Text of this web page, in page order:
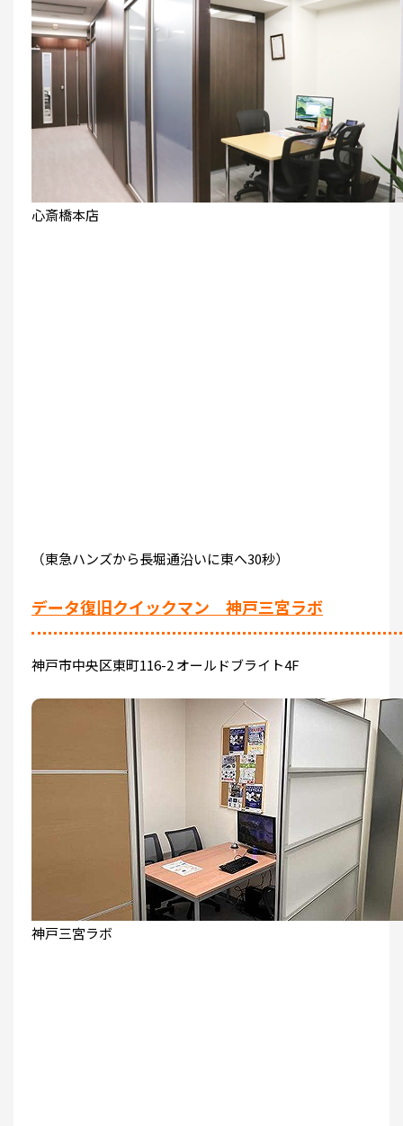
心斎橋本店
（東急ハンズから長堀通沿いに東へ30秒）
データ復旧クイックマン 神戸三宮ラボ
神戸市中央区東町116-2 オールドブライト4F
神戸三宮ラボ